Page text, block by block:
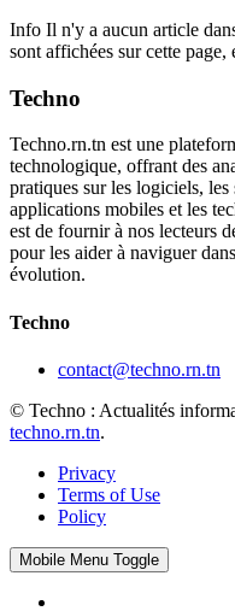
Info Il n'y a aucun article
sont affichées sur cette
Techno
Techno.rn.tn est une
technologique, offrant des
pratiques sur les logiciels,
applications mobiles et les
est de fournir à nos lecteurs
pour les aider à naviguer
évolution.
Techno
contact@techno.rn.tn
© Techno : Actualités
techno.rn.tn.
Privacy
Terms of Use
Policy
Mobile Menu Toggle